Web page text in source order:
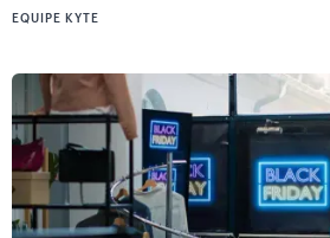
EQUIPE KYTE